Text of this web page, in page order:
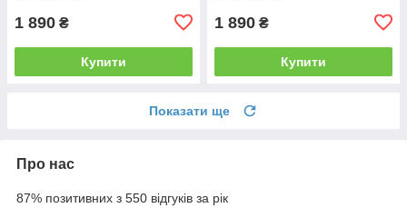
1 890 ₴
Купити
1 890 ₴
Купити
Показати ще
Про нас
87% позитивних з 550 відгуків за рік